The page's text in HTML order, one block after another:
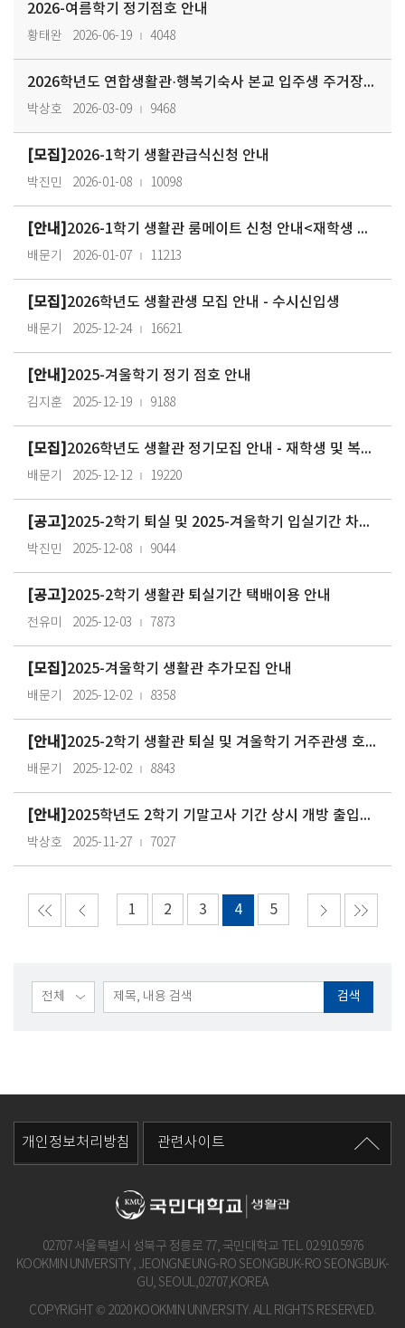
2026-여름학기 정기점호 안내
황태완 2026-06-19 4048
2026학년도 연합생활관·행복기숙사 본교 입주생 주거장학금 지급 계획 안내
박상호 2026-03-09 9468
[모집] 2026-1학기 생활관급식신청 안내
박진민 2026-01-08 10098
[안내] 2026-1학기 생활관 룸메이트 신청 안내<재학생 및 수시신입생, 추가모집(1…
배문기 2026-01-07 11213
[모집] 2026학년도 생활관생 모집 안내 - 수시신입생
배문기 2025-12-24 16621
[안내] 2025-겨울학기 정기 점호 안내
김지훈 2025-12-19 9188
[모집] 2026학년도 생활관 정기모집 안내 - 재학생 및 복학예정자
배문기 2025-12-12 19220
[공고] 2025-2학기 퇴실 및 2025-겨울학기 입실기간 차량 출입 안내(교내생활관)
박진민 2025-12-08 9044
[공고] 2025-2학기 생활관 퇴실기간 택배이용 안내
전유미 2025-12-03 7873
[모집] 2025-겨울학기 생활관 추가모집 안내
배문기 2025-12-02 8358
[안내] 2025-2학기 생활관 퇴실 및 겨울학기 거주관생 호실이동 안내
배문기 2025-12-02 8843
[안내] 2025학년도 2학기 기말고사 기간 상시 개방 출입문 안내
박상호 2025-11-27 7027
1 2 3 4 5
검색
02707 서울특별시 성북구 정릉로 77, 국민대학교 TEL. 02.910.5976
KOOKMIN UNIVERSITY , JEONGNEUNG-RO SEONGBUK-RO SEONGBUK-
GU, SEOUL,02707,KOREA
COPYRIGHT © 2020 KOOKMIN UNIVERSITY. ALL RIGHTS RESERVED.
개인정보처리방침 관련사이트